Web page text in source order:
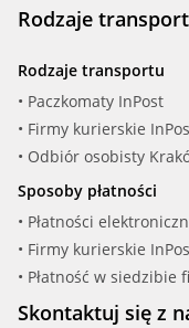
Rodzaje
Rodzaje transportu
• Paczkomaty InPost
• Firmy kurierskie
• Odbiór osobisty
Sposoby płatności
• Płatności
• Firmy kurierskie
• Płatność w siedzibie
Skontaktuj się z